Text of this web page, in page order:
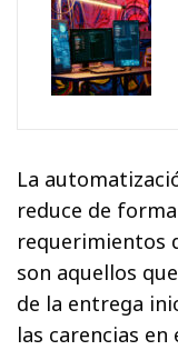
La
reduce de
requerimientos
son aquellos
de la entrega
las carencias